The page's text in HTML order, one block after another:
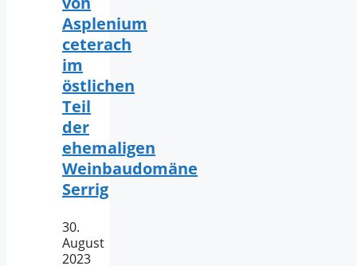
Asplenium
ceterach
im
östlichen
Teil
der
ehemaligen
Weinbaudomäne
Serrig
30.
August
2023